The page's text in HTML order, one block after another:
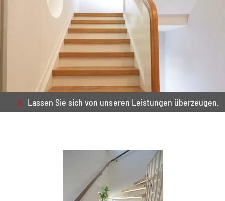
Lassen Sie sich von unseren Leistungen überzeugen.